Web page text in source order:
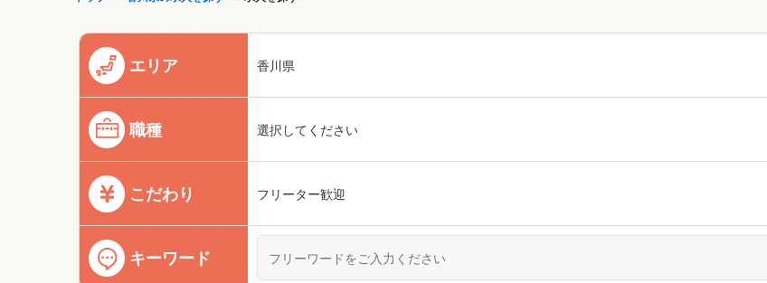
エリア 香川県
職種 選択してください
こだわり フリーター歓迎
キーワード